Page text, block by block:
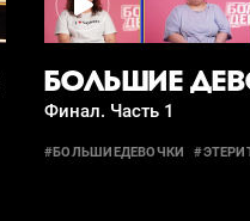
БОЛЬШИЕ
Финал. Часть 1
#БОЛЬШИЕДЕВОЧКИ